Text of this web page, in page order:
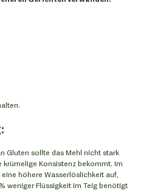
Gluten sollte das Mehl nicht stark
Konsistenz bekommt. Im
höhere Wasserlöslichkeit auf,
weniger Flüssigkeit im Teig benötigt